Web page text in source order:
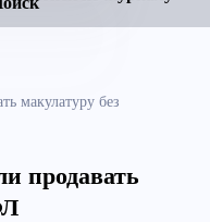
макулатуру без
продавать